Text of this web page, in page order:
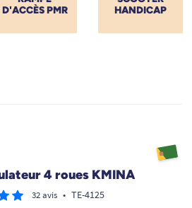
D'ACCÈS PMR
HANDICAP
4 roues KMINA
32 avis • TE-4125